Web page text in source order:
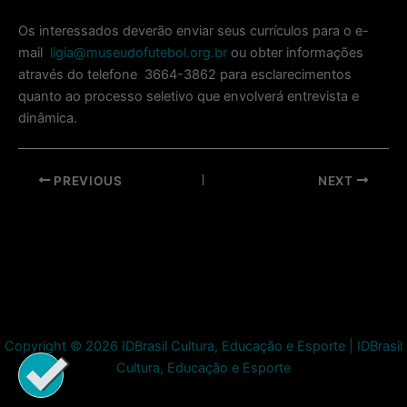
Os interessados deverão enviar seus currículos para o e-
mail ligia@museudofutebol.org.br ou obter informações
através do telefone 3664-3862 para esclarecimentos
quanto ao processo seletivo que envolverá entrevista e
dinâmica.
Post
PREVIOUS NEXT
Copyright © 2026 IDBrasil Cultura, Educação e Esporte | IDBrasil
Cultura, Educação e Esporte